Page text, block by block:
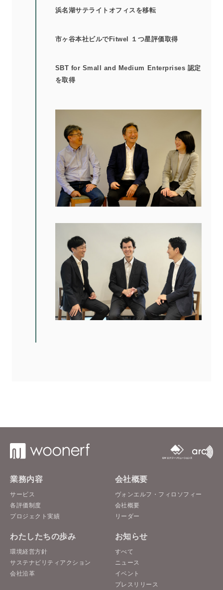
浜名湖サテライトオフィスを移転
市ヶ谷本社ビルでFitwel １つ星評価取得
SBT for Small and Medium Enterprises 認定
を取得
業務内容
サービス
各評価制度
プロジェクト実績
会社概要
ヴォンエルフ・フィロソフィー
会社概要
リーダー
わたしたちの歩み
環境経営方針
サステナビリティアクション
会社沿革
お知らせ
すべて
ニュース
イベント
プレスリリース